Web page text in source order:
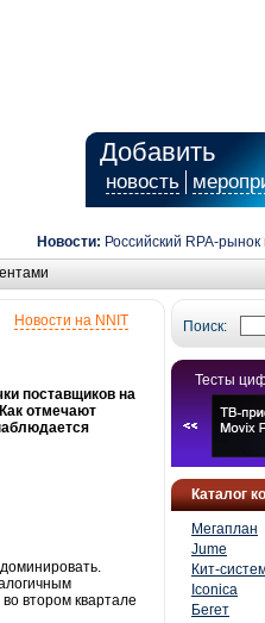
Добавить
новость
Новости: Российский RPA-рынок
Поиск:
Тесты
Каталог
Мегаплан
Jume
Кит-
Iconica
Бегет
Новости на NNIT
поставщиков на
отмечают
втором квартале